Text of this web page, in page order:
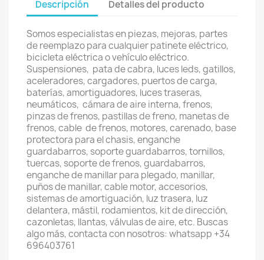
Descripción Detalles del producto
Somos especialistas en piezas, mejoras, partes
de reemplazo para cualquier patinete eléctrico,
bicicleta eléctrica o vehículo eléctrico.
Suspensiones, pata de cabra, luces leds, gatillos,
aceleradores, cargadores, puertos de carga,
baterías, amortiguadores, luces traseras,
neumáticos, cámara de aire interna, frenos,
pinzas de frenos, pastillas de freno, manetas de
frenos, cable de frenos, motores, carenado, base
protectora para el chasis, enganche
guardabarros, soporte guardabarros, tornillos,
tuercas, soporte de frenos, guardabarros,
enganche de manillar para plegado, manillar,
puños de manillar, cable motor, accesorios,
sistemas de amortiguación, luz trasera, luz
delantera, mástil, rodamientos, kit de dirección,
cazonletas, llantas, válvulas de aire, etc. Buscas
algo más, contacta con nosotros: whatsapp +34
696403761